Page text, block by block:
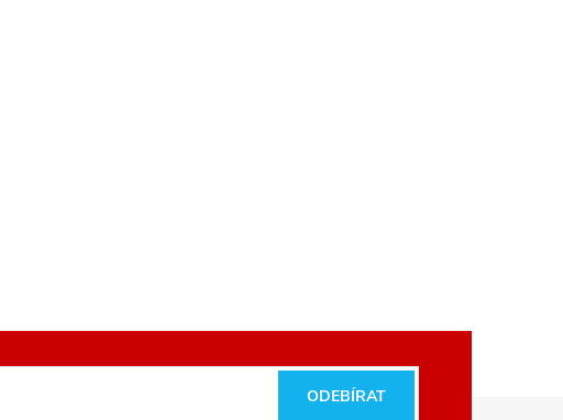
ODEBÍRAT